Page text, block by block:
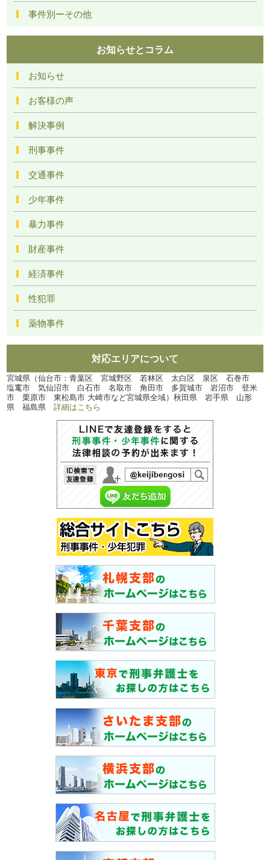
事件別ーその他
お知らせとコラム
お知らせ
お客様の声
解決事例
刑事事件
交通事件
少年事件
暴力事件
財産事件
経済事件
性犯罪
薬物事件
対応エリアについて
宮城県（仙台市：青葉区 宮城野区 若林区 太白区 泉区 石巻市
塩竃市 気仙沼市 白石市 名取市 角田市 多賀城市 岩沼市 登米
市 栗原市 東松島市 大崎市など宮城県全域）秋田県 岩手県 山形
県 福島県詳細はこちら